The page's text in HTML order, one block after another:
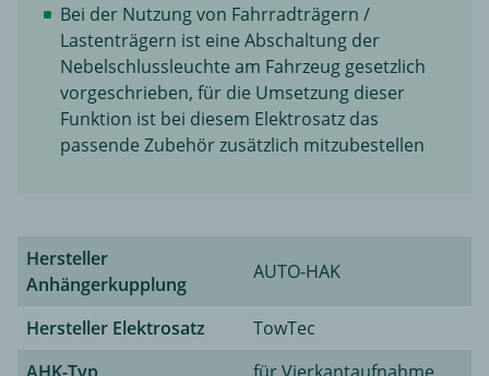
Bei der Nutzung von Fahrradträgern /
Lastenträgern ist eine Abschaltung der
Nebelschlussleuchte am Fahrzeug gesetzlich
vorgeschrieben, für die Umsetzung dieser
Funktion ist bei diesem Elektrosatz das
passende Zubehör zusätzlich mitzubestellen
Hersteller
Anhängerkupplung
AUTO-HAK
Hersteller Elektrosatz
TowTec